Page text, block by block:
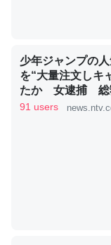
利だから両方が拮
いる鋏角類（カブ
ずキチンを強化
─ニュース :: 【研究
これを元に考え
少年ジャンプの
を“大量注文しキ
たか 女逮捕 総
（2026年8月6日
91 users